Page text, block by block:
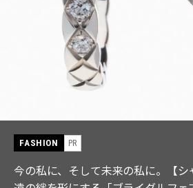
FASHION PR
【ICB】人気インフルエンサーと共